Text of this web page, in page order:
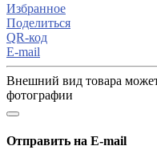
Избранное
Поделиться
QR-код
E-mail
Внешний вид товара
фотографии
Отправить на E-mail